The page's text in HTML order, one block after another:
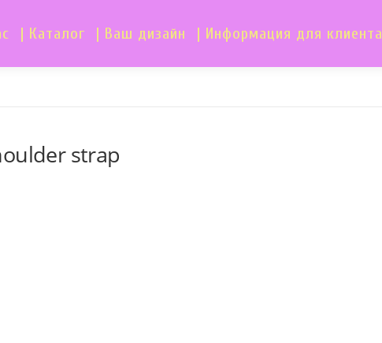
| Каталог | Ваш дизайн | Информация для клиента
strap